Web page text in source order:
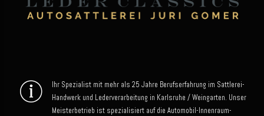
Ihr Spezialist mit mehr als 25 Jahre Berufserfahrung im Sattlerei-
Handwerk und Lederverarbeitung in Karlsruhe / Weingarten. Unser
Meisterbetrieb ist spezialisiert auf die Automobil-Innenraum-